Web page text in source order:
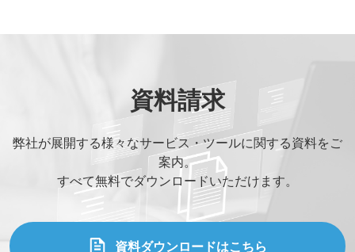
資料請求
弊社が展開する様々なサービス・ツールに関する資料をご
案内。
すべて無料でダウンロードいただけます。
資料ダウンロードはこちら